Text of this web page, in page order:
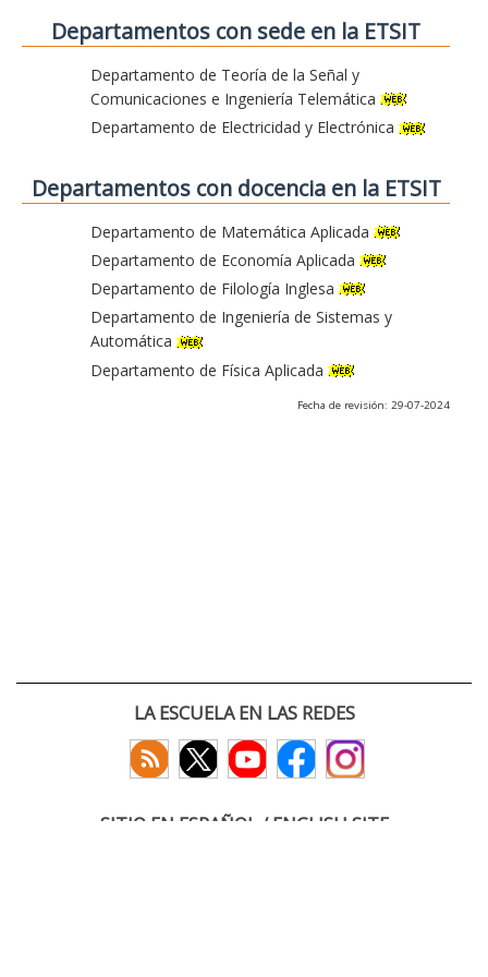
Departamentos con sede en la ETSIT
Departamento de Teoría de la Señal y
Comunicaciones e Ingeniería Telemática
Departamento de Electricidad y Electrónica
Departamentos con docencia en la ETSIT
Departamento de Matemática Aplicada
Departamento de Economía Aplicada
Departamento de Filología Inglesa
Departamento de Ingeniería de Sistemas y
Automática
Departamento de Física Aplicada
Fecha de revisión: 29-07-2024
LA ESCUELA EN LAS REDES
SITIO EN ESPAÑOL / ENGLISH SITE